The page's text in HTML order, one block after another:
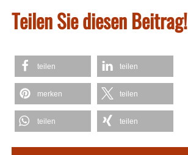
Teilen Sie diesen Beitrag!
teilen teilen
merken teilen
teilen teilen